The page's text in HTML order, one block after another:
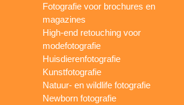
Fotografie voor brochures en
magazines
High-end retouching voor
modefotografie
Huisdierenfotografie
Kunstfotografie
Natuur- en wildlife fotografie
Newborn fotografie